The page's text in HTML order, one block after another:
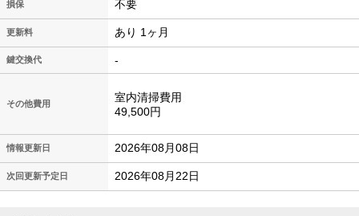
損保 不要
更新料 あり 1ヶ月
鍵交換代 -
その他費用
室内清掃費用
49,500円
情報更新日 2026年08月08日
次回更新予定日 2026年08月22日